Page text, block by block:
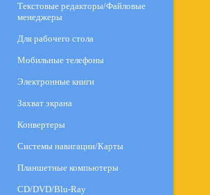
Текстовые редакторы/Файловые
менеджеры
Для рабочего стола
Мобильные телефоны
Электронные книги
Захват экрана
Конвертеры
Системы навигации/Карты
Планшетные компьютеры
CD/DVD/Blu-Ray